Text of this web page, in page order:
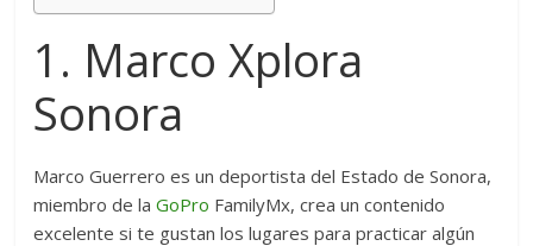
1. Marco Xplora
Sonora
Marco Guerrero es un deportista del Estado de Sonora,
miembro de laGoPro FamilyMx, crea un contenido
excelente si te gustan los lugares para practicar algún